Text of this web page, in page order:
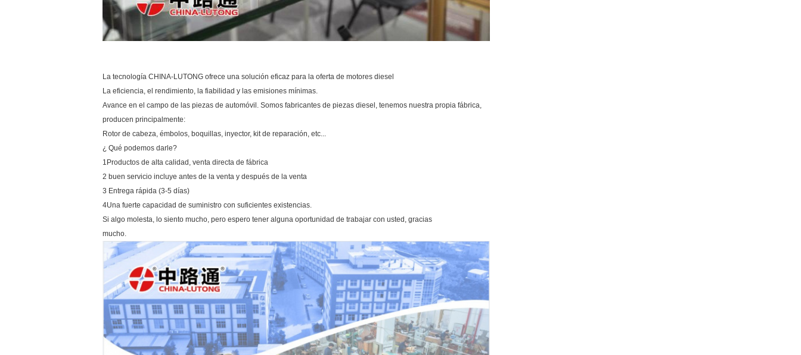
La tecnología CHINA-LUTONG ofrece una solución eficaz para la oferta de motores diesel
La eficiencia, el rendimiento, la fiabilidad y las emisiones mínimas.
Avance en el campo de las piezas de automóvil. Somos fabricantes de piezas diesel, tenemos nuestra propia fábrica,
producen principalmente:
Rotor de cabeza, émbolos, boquillas, inyector, kit de reparación, etc...
¿ Qué podemos darle?
1Productos de alta calidad, venta directa de fábrica
2 buen servicio incluye antes de la venta y después de la venta
3 Entrega rápida (3-5 días)
4Una fuerte capacidad de suministro con suficientes existencias.
Si algo molesta, lo siento mucho, pero espero tener alguna oportunidad de trabajar con usted, gracias
mucho.